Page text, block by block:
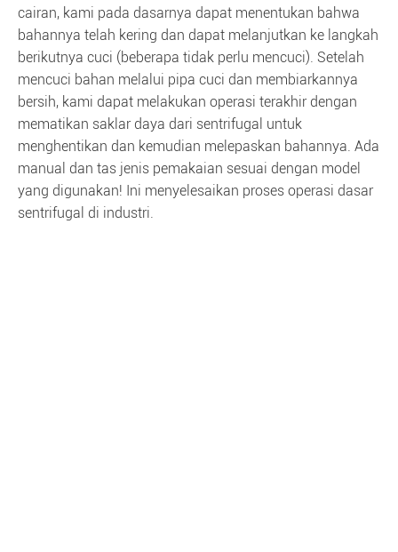
cairan, kami pada dasarnya dapat menentukan bahwa
bahannya telah kering dan dapat melanjutkan ke langkah
berikutnya cuci (beberapa tidak perlu mencuci). Setelah
mencuci bahan melalui pipa cuci dan membiarkannya
bersih, kami dapat melakukan operasi terakhir dengan
mematikan saklar daya dari sentrifugal untuk
menghentikan dan kemudian melepaskan bahannya. Ada
manual dan tas jenis pemakaian sesuai dengan model
yang digunakan! Ini menyelesaikan proses operasi dasar
sentrifugal di industri.